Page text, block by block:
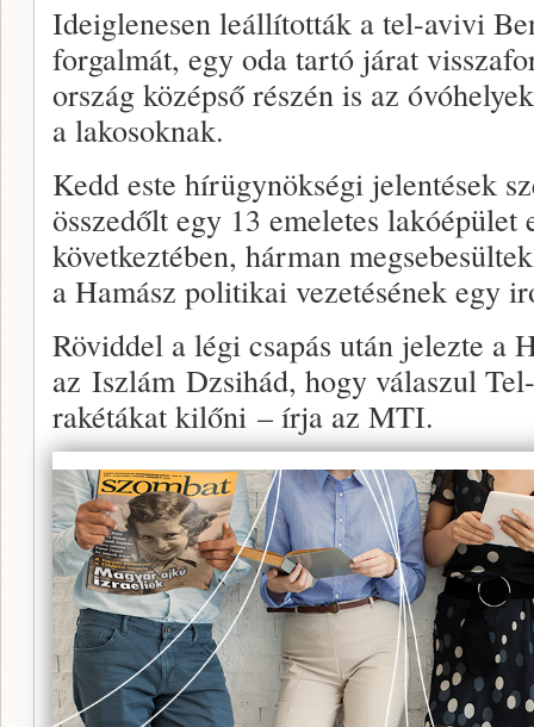
Ideiglenesen leállították a tel-avivi
forgalmát, egy oda tartó járat
ország középső részén is az
a lakosoknak.
Kedd este hírügynökségi jelentések
összedőlt egy 13 emeletes
következtében, hárman
a Hamász politikai vezetésének egy
Röviddel a légi csapás után jelezte a
az Iszlám Dzsihád, hogy válaszul
rakétákat kilőni – írja az MTI.